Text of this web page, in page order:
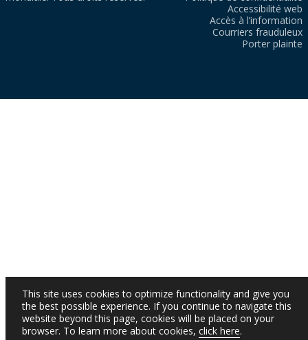
Accessibilité web
Accès à l’information
Courriers frauduleux
Porter plainte
This site uses cookies to optimize functionality and give you
the best possible experience. If you continue to navigate this
website beyond this page, cookies will be placed on your
browser. To learn more about cookies, click here.